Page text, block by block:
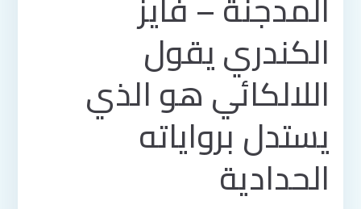
الكندري يقول
اللالكائي هو الذي
يستدل برواياته
الحدادية